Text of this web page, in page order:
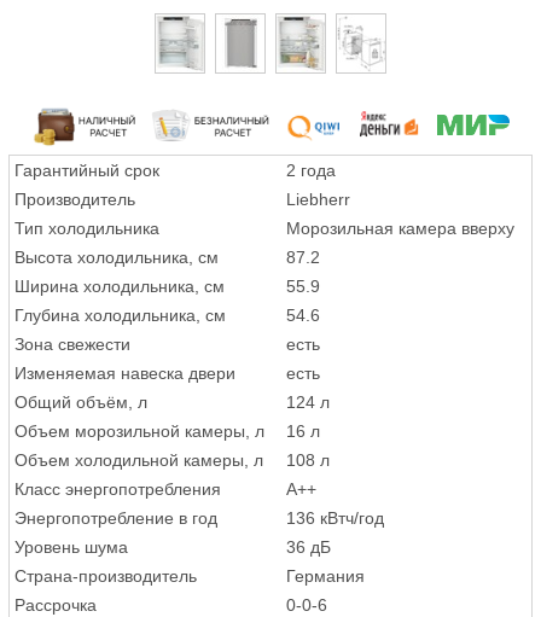
Гарантийный срок
2 года
Производитель
Liebherr
Тип холодильника
Морозильная камера вверху
Высота холодильника, см
87.2
Ширина холодильника, см
55.9
Глубина холодильника, см
54.6
Зона свежести
есть
Изменяемая навеска двери
есть
Общий объём, л
124 л
Объем морозильной камеры, л
16 л
Объем холодильной камеры, л
108 л
Класс энергопотребления
A++
Энергопотребление в год
136 кВтч/год
Уровень шума
36 дБ
Страна-производитель
Германия
Рассрочка
0-0-6